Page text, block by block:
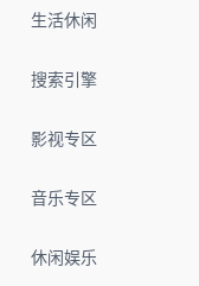
生活休闲
搜索引擎
影视专区
音乐专区
休闲娱乐